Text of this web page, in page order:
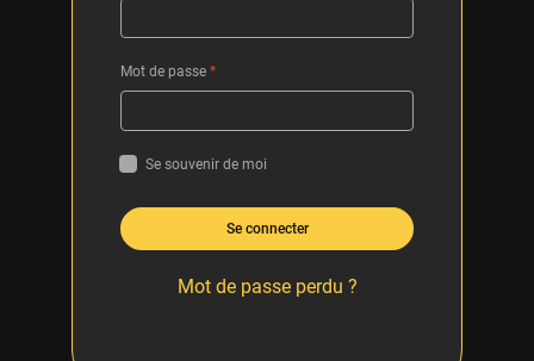
Mot de passe *
Se souvenir de moi
Se connecter
Mot de passe perdu ?